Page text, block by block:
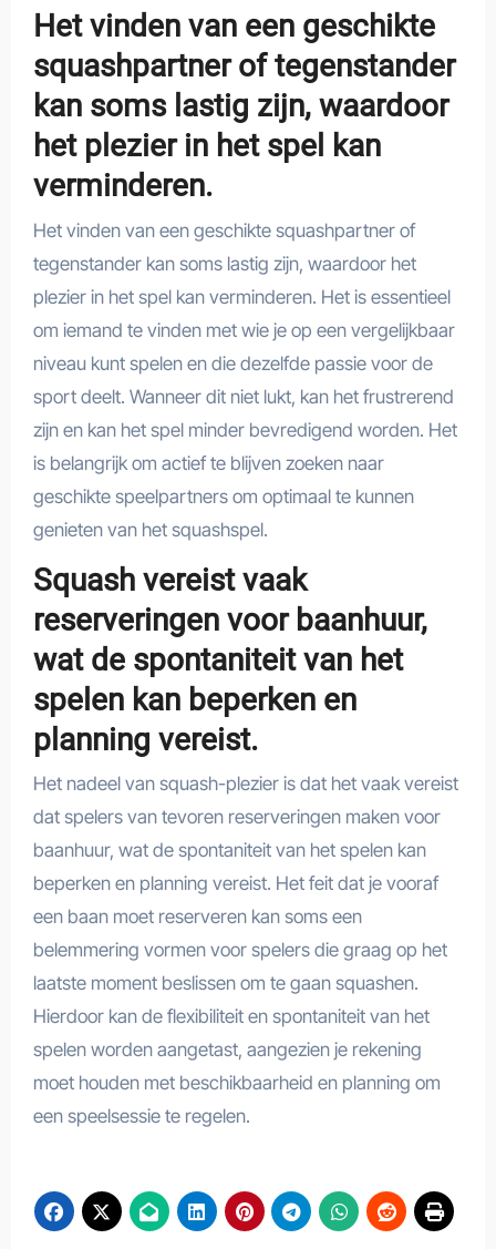
Het vinden van een geschikte
squashpartner of tegenstander
kan soms lastig zijn, waardoor
het plezier in het spel kan
verminderen.
Het vinden van een geschikte squashpartner of
tegenstander kan soms lastig zijn, waardoor het
plezier in het spel kan verminderen. Het is essentieel
om iemand te vinden met wie je op een vergelijkbaar
niveau kunt spelen en die dezelfde passie voor de
sport deelt. Wanneer dit niet lukt, kan het frustrerend
zijn en kan het spel minder bevredigend worden. Het
is belangrijk om actief te blijven zoeken naar
geschikte speelpartners om optimaal te kunnen
genieten van het squashspel.
Squash vereist vaak
reserveringen voor baanhuur,
wat de spontaniteit van het
spelen kan beperken en
planning vereist.
Het nadeel van squash-plezier is dat het vaak vereist
dat spelers van tevoren reserveringen maken voor
baanhuur, wat de spontaniteit van het spelen kan
beperken en planning vereist. Het feit dat je vooraf
een baan moet reserveren kan soms een
belemmering vormen voor spelers die graag op het
laatste moment beslissen om te gaan squashen.
Hierdoor kan de flexibiliteit en spontaniteit van het
spelen worden aangetast, aangezien je rekening
moet houden met beschikbaarheid en planning om
een speelsessie te regelen.